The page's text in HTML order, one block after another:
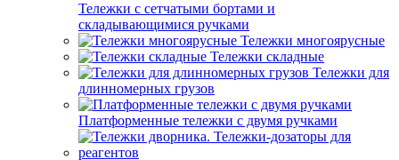
Тележки с сетчатыми бортами и
складывающимися ручками
Тележки многоярусные
Тележки складные
Тележки для
длинномерных грузов
Платформенные тележки с двумя ручками